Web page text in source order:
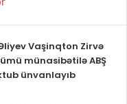
Vaşinqton Zirvə
münasibətilə ABŞ
ünvanlayıb